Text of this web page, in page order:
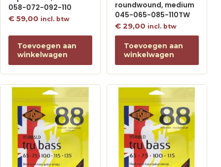
058-072-092-110
€ 59,00 incl. btw
Toevoegen aan
winkelwagen
roundwound, medium
045-065-085-110TW
€ 29,00 incl. btw
Toevoegen aan
winkelwagen